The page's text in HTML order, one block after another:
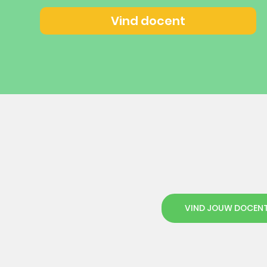
Vind docent
VIND JOUW